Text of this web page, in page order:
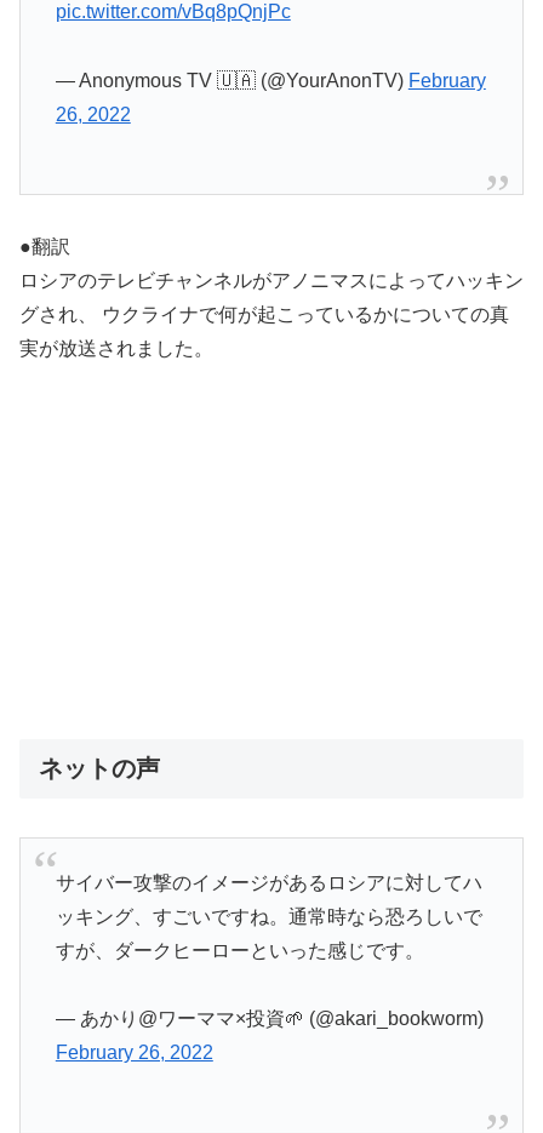
pic.twitter.com/vBq8pQnjPc
— Anonymous TV 🇺🇦 (@YourAnonTV) February
26, 2022
●翻訳
ロシアのテレビチャンネルがアノニマスによってハッキン
グされ、 ウクライナで何が起こっているかについての真
実が放送されました。
ネットの声
サイバー攻撃のイメージがあるロシアに対してハ
ッキング、すごいですね。通常時なら恐ろしいで
すが、ダークヒーローといった感じです。
— あかり@ワーママ×投資🌱 (@akari_bookworm)
February 26, 2022